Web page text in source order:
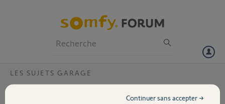
Volet
LES SUJETS GARAGE
Problème nappe interrupteurs Freeroll rts
Continuer sans accepter →